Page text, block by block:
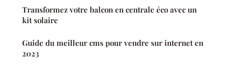
Transformez votre balcon en centrale éco avec un
kit solaire
Guide du meilleur cms pour vendre sur internet en
2023